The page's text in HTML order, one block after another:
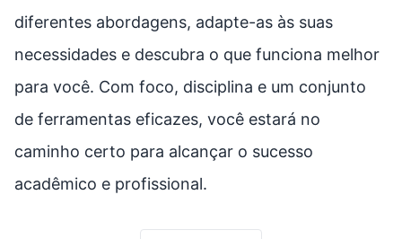
diferentes abordagens, adapte-as às suas
necessidades e descubra o que funciona melhor
para você. Com foco, disciplina e um conjunto
de ferramentas eficazes, você estará no
caminho certo para alcançar o sucesso
acadêmico e profissional.